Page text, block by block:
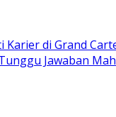
Karier di Grand
Jawaban